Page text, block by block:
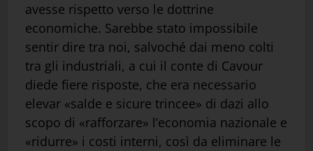
avesse rispetto verso le dottrine
economiche. Sarebbe stato impossibile
sentir dire tra noi, salvoché dai meno colti
tra gli industriali, a cui il conte di Cavour
diede fiere risposte, che era necessario
elevar «salde e sicure trincee» di dazi allo
scopo di «rafforzare» l’economia nazionale e
«ridurre» i costi interni, così da eliminare le